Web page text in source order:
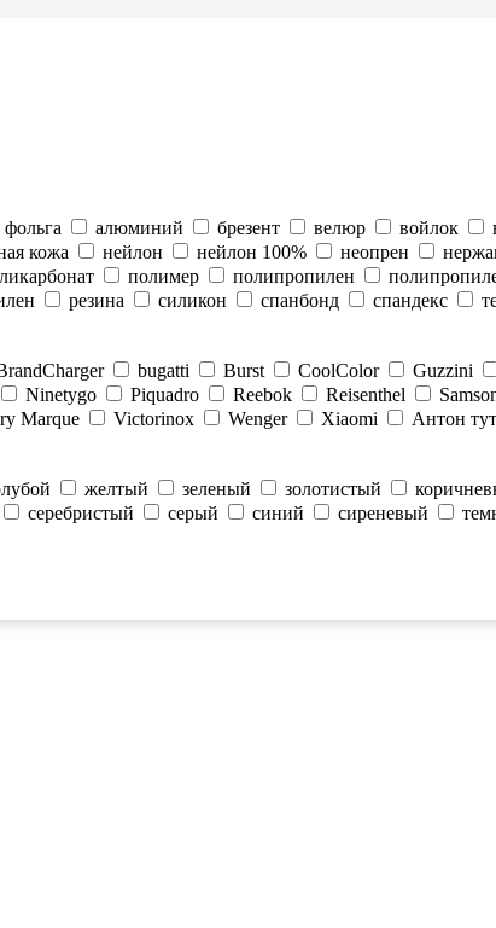
алюминий брезент велюр войлок
кожа нейлон нейлон 100% неопрен
полимер полипропилен
резина силикон спанбонд спандекс
bugatti Burst CoolColor Guzzini
Ninetygo Piquadro Reebok Reisenthel
Marque Victorinox Wenger Xiaomi Антон
желтый зеленый золотистый
серебристый серый синий сиреневый